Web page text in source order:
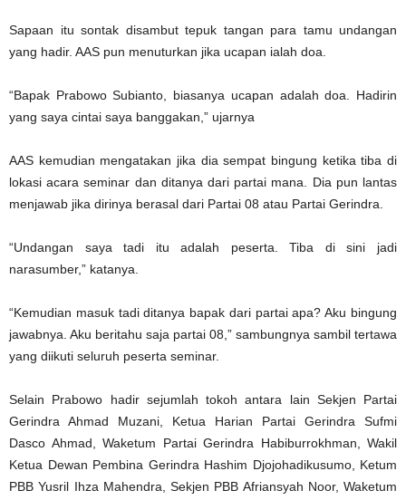
Sapaan itu sontak disambut tepuk tangan para tamu undangan
yang hadir. AAS pun menuturkan jika ucapan ialah doa.
“Bapak Prabowo Subianto, biasanya ucapan adalah doa. Hadirin
yang saya cintai saya banggakan,” ujarnya
AAS kemudian mengatakan jika dia sempat bingung ketika tiba di
lokasi acara seminar dan ditanya dari partai mana. Dia pun lantas
menjawab jika dirinya berasal dari Partai 08 atau Partai Gerindra.
“Undangan saya tadi itu adalah peserta. Tiba di sini jadi
narasumber,” katanya.
“Kemudian masuk tadi ditanya bapak dari partai apa? Aku bingung
jawabnya. Aku beritahu saja partai 08,” sambungnya sambil tertawa
yang diikuti seluruh peserta seminar.
Selain Prabowo hadir sejumlah tokoh antara lain Sekjen Partai
Gerindra Ahmad Muzani, Ketua Harian Partai Gerindra Sufmi
Dasco Ahmad, Waketum Partai Gerindra Habiburrokhman, Wakil
Ketua Dewan Pembina Gerindra Hashim Djojohadikusumo, Ketum
PBB Yusril Ihza Mahendra, Sekjen PBB Afriansyah Noor, Waketum